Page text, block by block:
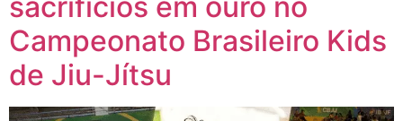
sacrifícios em ouro no
Campeonato Brasileiro Kids
de Jiu-Jítsu